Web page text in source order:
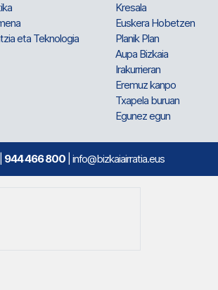
eta Teknologia
Kresala
Euskera Hobetzen
Planik Plan
Aupa Bizkaia
Irakurrieran
Eremuz kanpo
Txapela buruan
Egunez egun
944 466 800 | info@bizkaiairratia.eus